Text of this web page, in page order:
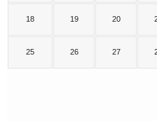
18 19 20
25 26 27